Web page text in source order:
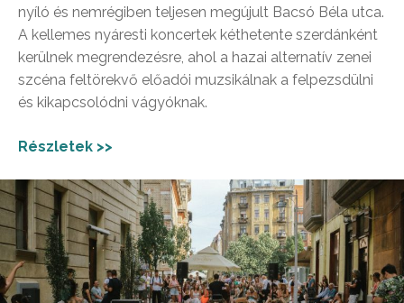
nyíló és nemrégiben teljesen megújult Bacsó Béla utca.
A kellemes nyáresti koncertek kéthetente szerdánként
kerülnek megrendezésre, ahol a hazai alternatív zenei
szcéna feltörekvő előadói muzsikálnak a felpezsdülni
és kikapcsolódni vágyóknak.
Részletek >>